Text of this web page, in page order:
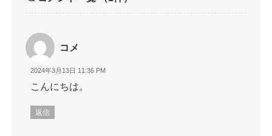
コメ
2024年3月13日 11:36 PM
こんにちは。
返信